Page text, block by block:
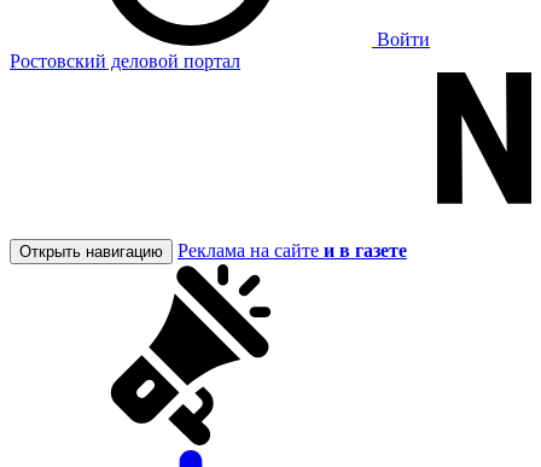
Войти
Ростовский деловой портал
Открыть навигацию Реклама на сайте и в газете